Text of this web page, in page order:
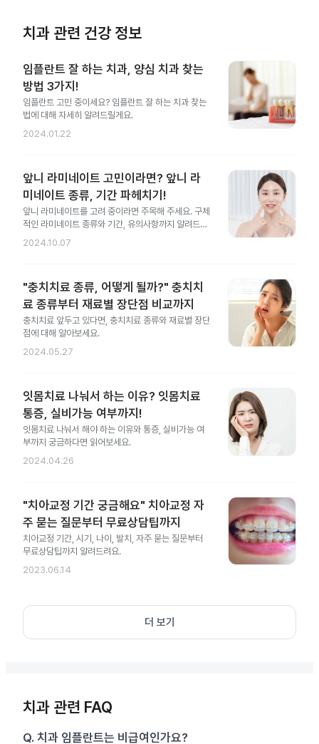
치과 관련 건강 정보
임플란트 잘 하는 치과, 양심 치과 찾는
방법 3가지!
임플란트 고민 중이세요? 임플란트 잘 하는 치과 찾는
법에 대해 자세히 알려드릴게요.
2024.01.22
앞니 라미네이트 고민이라면? 앞니 라
미네이트 종류, 기간 파헤치기!
앞니 라미네이트를 고려 중이라면 주목해 주세요. 구체
적인 라미네이트 종류와 기간, 유의사항까지 알려드릴
게요.
2024.10.07
"충치치료 종류, 어떻게 될까?" 충치치
료 종류부터 재료별 장단점 비교까지
충치치료 앞두고 있다면, 충치치료 종류와 재료별 장단
점에 대해 알아보세요.
2024.05.27
잇몸치료 나눠서 하는 이유? 잇몸치료
통증, 실비가능 여부까지!
잇몸치료 나눠서 해야 하는 이유와 통증, 실비가능 여
부까지 궁금하다면 읽어보세요.
2024.04.26
"치아교정 기간 궁금해요" 치아교정 자
주 묻는 질문부터 무료상담팁까지
치아교정 기간, 시기, 나이, 발치, 자주 묻는 질문부터
무료상담팁까지 알려드려요.
2023.06.14
더 보기
치과 관련 FAQ
Q. 치과 임플란트는 비급여인가요?